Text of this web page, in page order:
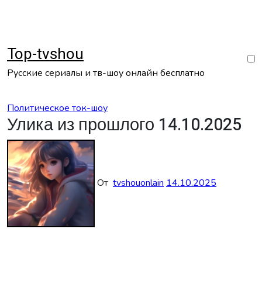
Top-tvshou
Русские сериалы и тв-шоу онлайн бесплатно
Политическое ток-шоу
Улика из прошлого 14.10.2025
От tvshouonlain 14.10.2025